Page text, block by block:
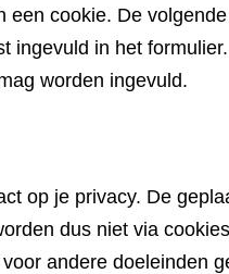
een cookie. De
ingevuld in het
worden ingevuld.
op je privacy. De
dus niet via
andere doeleinden